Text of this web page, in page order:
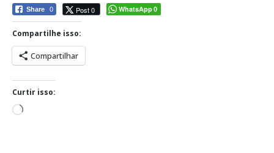
Share 0 Post 0 WhatsApp0
Compartilhe isso:
Compartilhar
Curtir isso:
Carregando...